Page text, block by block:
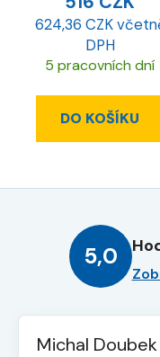
624,36 CZK
DPH
5 pracovních dní
DO KOŠÍKU
5,0
Michal Doubek